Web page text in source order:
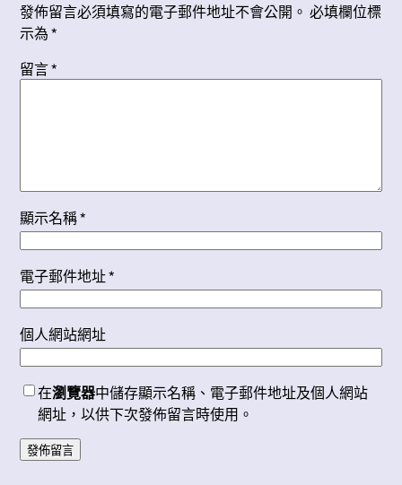
發佈留言必須填寫的電子郵件地址不會公開。 必填欄位標
示為*
留言*
顯示名稱*
電子郵件地址*
個人網站網址
在瀏覽器中儲存顯示名稱、電子郵件地址及個人網站
網址，以供下次發佈留言時使用。